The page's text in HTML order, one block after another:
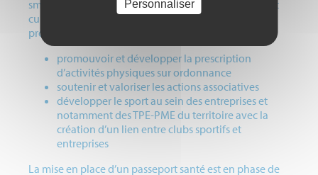
smartphone visant à proposer des parcours sportifs et
culturels dans la ville ou le développement d’un
programme sport /santé /bien-être autour de 3 axes :
promouvoir et développer la prescription
d’activités physiques sur ordonnance
soutenir et valoriser les actions associatives
développer le sport au sein des entreprises et
notamment des TPE-PME du territoire avec la
création d’un lien entre clubs sportifs et
entreprises
La mise en place d’un passeport santé est en phase de
Personnaliser